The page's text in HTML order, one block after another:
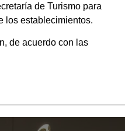
de Turismo para
los establecimientos.
de acuerdo con las